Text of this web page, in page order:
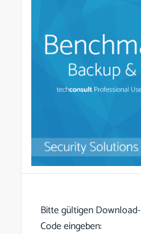
Bitte gültigen Download-
Code eingeben: